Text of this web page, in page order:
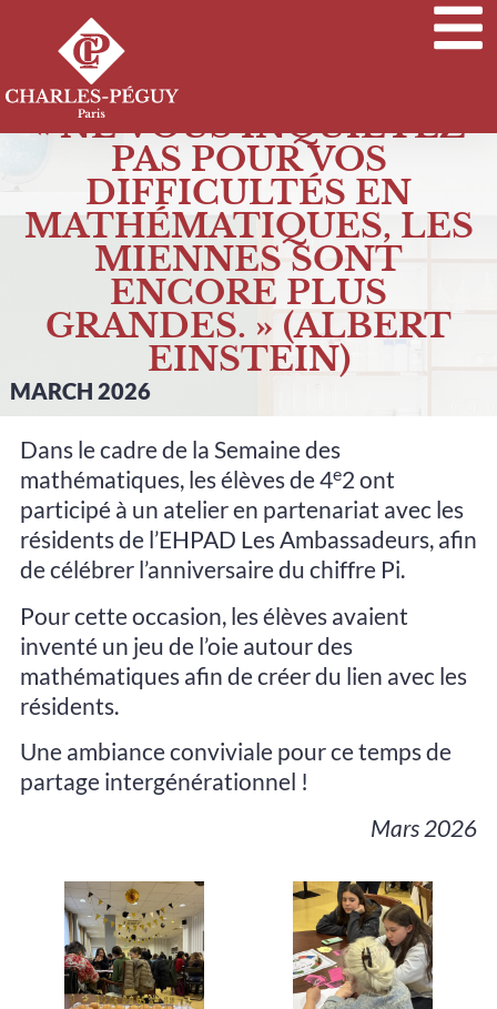
« NE VOUS INQUIÉTEZ
PAS POUR VOS
DIFFICULTÉS EN
MATHÉMATIQUES, LES
MIENNES SONT
ENCORE PLUS
GRANDES. » (ALBERT
EINSTEIN)
MARCH 2026
Dans le cadre de la Semaine des
mathématiques, les élèves de 4e2 ont
participé à un atelier en partenariat avec les
résidents de l’EHPAD Les Ambassadeurs, afin
de célébrer l’anniversaire du chiffre Pi.
Pour cette occasion, les élèves avaient
inventé un jeu de l’oie autour des
mathématiques afin de créer du lien avec les
résidents.
Une ambiance conviviale pour ce temps de
partage intergénérationnel !
Mars 2026